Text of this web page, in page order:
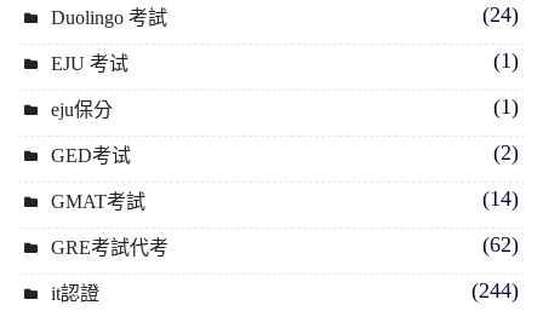
Duolingo 考試 (24)
EJU 考试 (1)
eju保分 (1)
GED考试 (2)
GMAT考試 (14)
GRE考試代考 (62)
it認證 (244)